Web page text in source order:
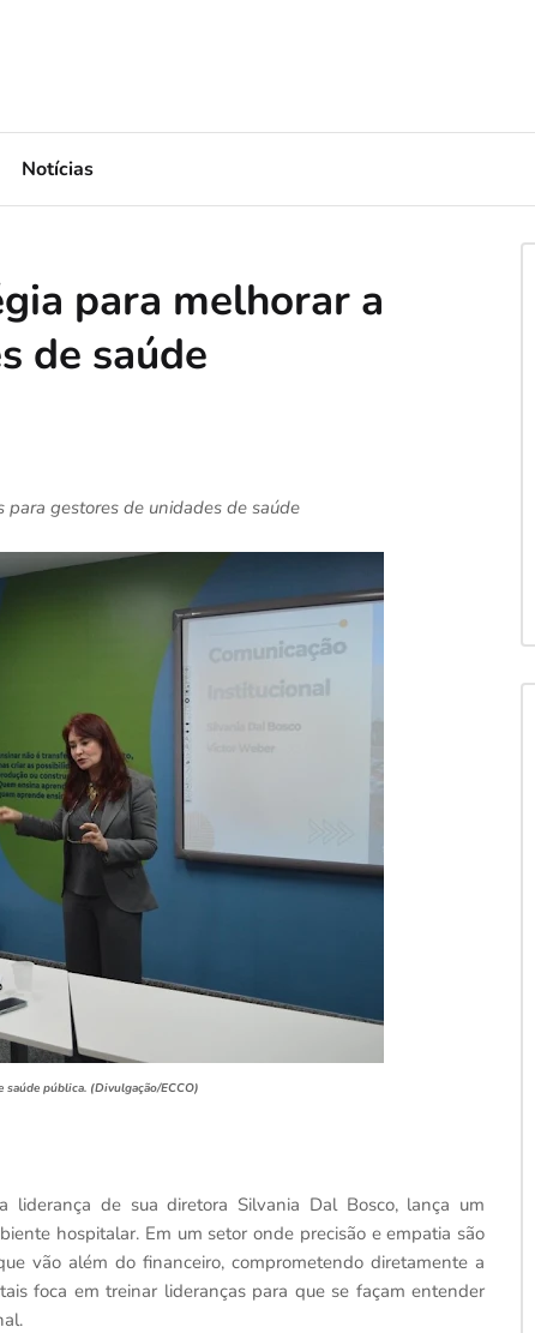
Notícias
para melhorar a
de saúde
gestores de unidades de saúde
pública. (Divulgação/ECCO)
liderança de sua diretora Silvania Dal Bosco, lança um
hospitalar. Em um setor onde precisão e empatia são
vão além do financeiro, comprometendo diretamente a
foca em treinar lideranças para que se façam entender